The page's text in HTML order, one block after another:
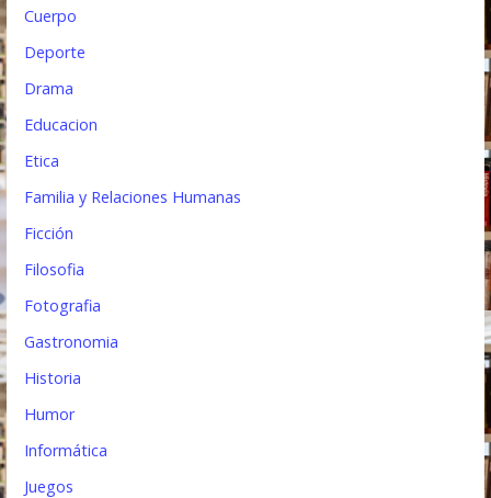
Cuerpo
Deporte
Drama
Educacion
Etica
Familia y Relaciones Humanas
Ficción
Filosofia
Fotografia
Gastronomia
Historia
Humor
Informática
Juegos